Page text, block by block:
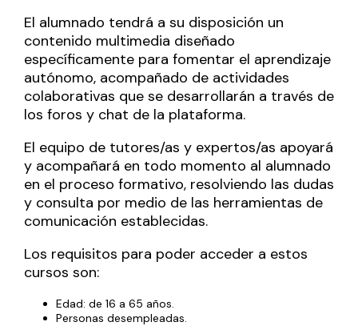
El alumnado tendrá a su disposición un
contenido multimedia diseñado
específicamente para fomentar el aprendizaje
autónomo, acompañado de actividades
colaborativas que se desarrollarán a través de
los foros y chat de la plataforma.
El equipo de tutores/as y expertos/as apoyará
y acompañará en todo momento al alumnado
en el proceso formativo, resolviendo las dudas
y consulta por medio de las herramientas de
comunicación establecidas.
Los requisitos para poder acceder a estos
cursos son:
Edad: de 16 a 65 años.
Personas desempleadas.